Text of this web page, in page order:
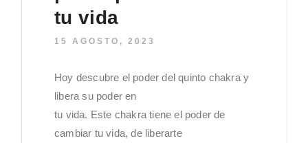
tu vida
15 AGOSTO, 2023
Hoy descubre el poder del quinto chakra y
libera su poder en
tu vida. Este chakra tiene el poder de
cambiar tu vida, de liberarte